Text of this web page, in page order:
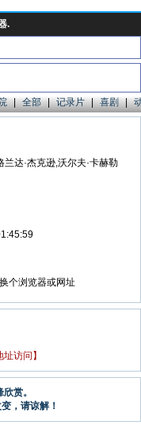
.
| 全部 | 记录片 | 喜剧 |
兰达·杰克逊,沃尔夫·卡赫勒
个浏览器或网址
访问】
赏。
，请谅解！